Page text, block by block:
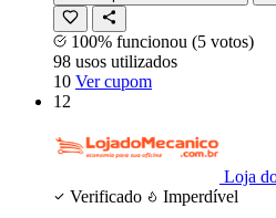
100% funcionou (5 votos)
98 usos utilizados
10 Ver cupom
12
Loja
Verificado
Imperdível